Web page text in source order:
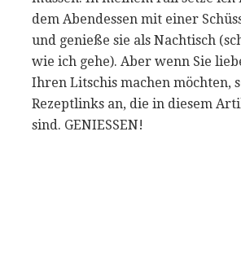
dem Abendessen mit einer
und genieße sie als Nachtisch
wie ich gehe). Aber wenn Sie
Ihren Litschis machen möchten,
Rezeptlinks an, die in diesem
sind. GENIESSEN!